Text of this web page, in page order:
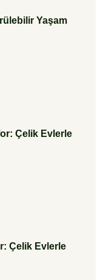
Yaşam
Çelik Evlerle
Çelik Evlerle